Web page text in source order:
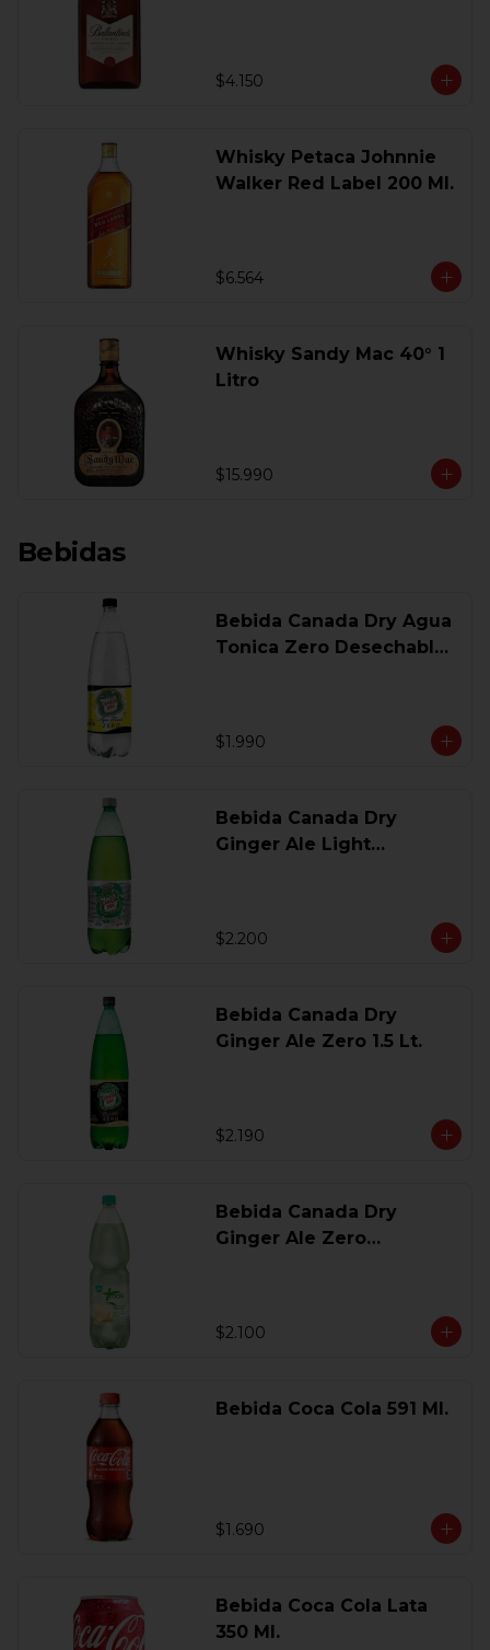
$4.150
Whisky Petaca Johnnie
Walker Red Label 200 Ml.
$6.564
Whisky Sandy Mac 40° 1
Litro
$15.990
Bebidas
Bebida Canada Dry Agua
Tonica Zero Desechable
$1.990
Bebida Canada Dry
Ginger Ale Light
$2.200
Bebida Canada Dry
Ginger Ale Zero 1.5 Lt.
$2.190
Bebida Canada Dry
Ginger Ale Zero
$2.100
Bebida Coca Cola 591 Ml.
$1.690
Bebida Coca Cola Lata
350 Ml.